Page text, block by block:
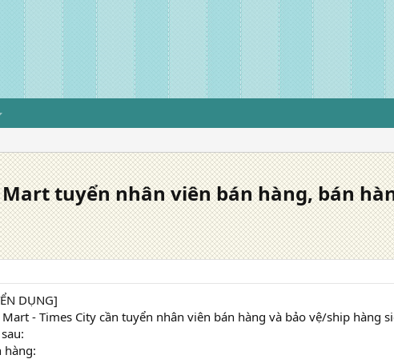
tuyển nhân viên bán hàng, bán
DỤNG]
- Times City cần tuyển nhân viên bán hàng và bảo vệ/ship hàng
hàng: